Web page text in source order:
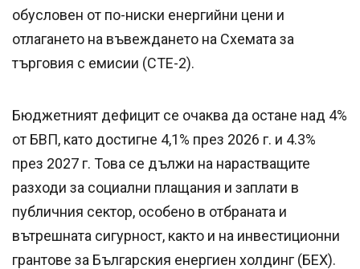
обусловен от по-ниски енергийни цени и
отлагането на въвеждането на Схемата за
търговия с емисии (СТЕ-2).
Бюджетният дефицит се очаква да остане над 4%
от БВП, като достигне 4,1% през 2026 г. и 4.3%
през 2027 г. Това се дължи на нарастващите
разходи за социални плащания и заплати в
публичния сектор, особено в отбраната и
вътрешната сигурност, както и на инвестиционни
грантове за Българския енергиен холдинг (БЕХ).